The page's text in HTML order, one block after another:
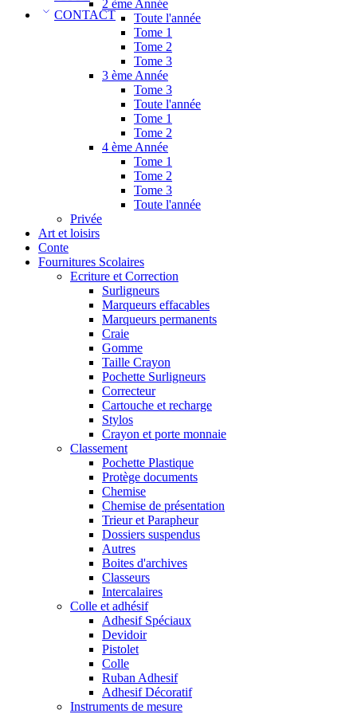
CONTACT
2 ème Année
Toute l'année
Tome 1
Tome 2
Tome 3
3 ème Année
Tome 3
Toute l'année
Tome 1
Tome 2
4 ème Année
Tome 1
Tome 2
Tome 3
Toute l'année
Privée
Art et loisirs
Conte
Fournitures Scolaires
Ecriture et Correction
Surligneurs
Marqueurs effacables
Marqueurs permanents
Craie
Gomme
Taille Crayon
Pochette Surligneurs
Correcteur
Cartouche et recharge
Stylos
Crayon et porte monnaie
Classement
Pochette Plastique
Protège documents
Chemise
Chemise de présentation
Trieur et Parapheur
Dossiers suspendus
Autres
Boites d'archives
Classeurs
Intercalaires
Colle et adhésif
Adhesif Spéciaux
Devidoir
Pistolet
Colle
Ruban Adhesif
Adhesif Décoratif
Instruments de mesure